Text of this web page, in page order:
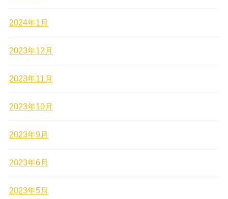
2024年1月
2023年12月
2023年11月
2023年10月
2023年9月
2023年6月
2023年5月